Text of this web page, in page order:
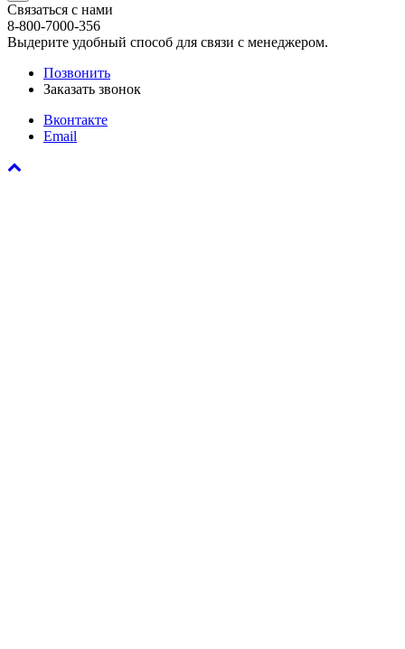
Связаться с нами
8-800-7000-356
Выдерите удобный способ для связи с менеджером.
Позвонить
Заказать звонок
Вконтакте
Email